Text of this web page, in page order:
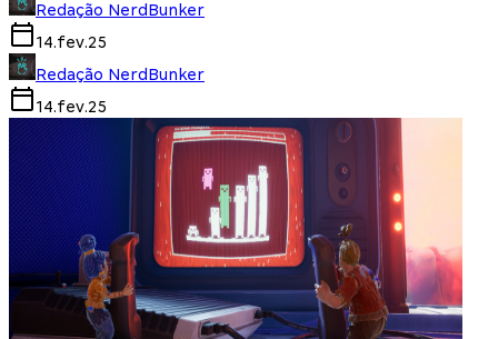
Redação NerdBunker
14.fev.25
Redação NerdBunker
14.fev.25